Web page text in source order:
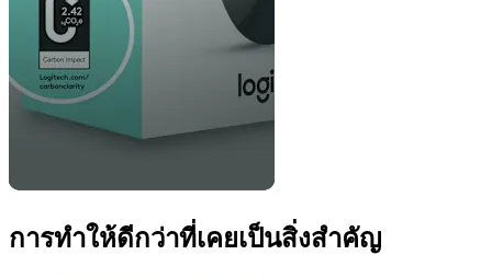
การทำให้ดีกว่าที่เคยเป็นสิ่งสำคัญ